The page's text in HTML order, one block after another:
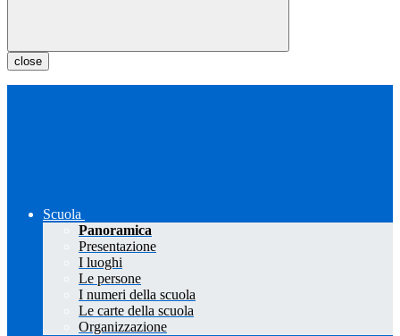
close
Scuola
Panoramica
Presentazione
I luoghi
Le persone
I numeri della scuola
Le carte della scuola
Organizzazione